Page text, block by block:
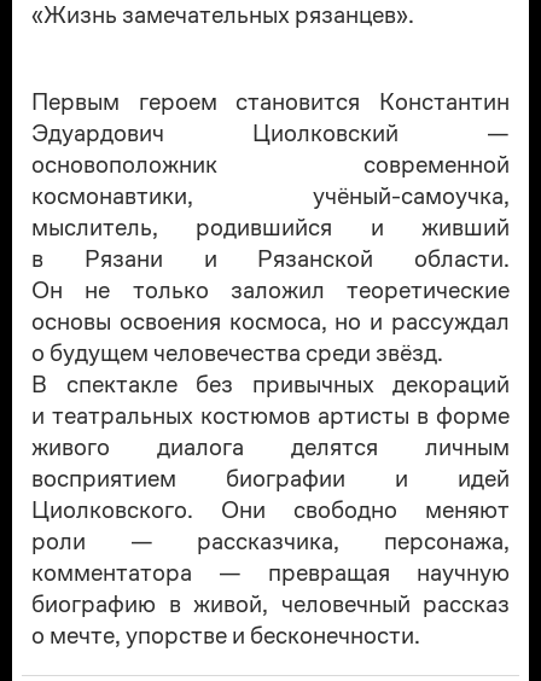
«Жизнь замечательных рязанцев».
Первым героем становится Константин
Эдуардович Циолковский —
основоположник современной
космонавтики, учёный-самоучка,
мыслитель, родившийся и живший
в Рязани и Рязанской области.
Он не только заложил теоретические
основы освоения космоса, но и рассуждал
о будущем человечества среди звёзд.
В спектакле без привычных декораций
и театральных костюмов артисты в форме
живого диалога делятся личным
восприятием биографии и идей
Циолковского. Они свободно меняют
роли — рассказчика, персонажа,
комментатора — превращая научную
биографию в живой, человечный рассказ
о мечте, упорстве и бесконечности.